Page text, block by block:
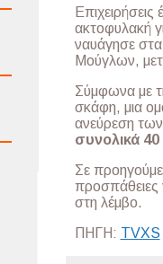
ακτοφυλακή
ναυάγησε
Μούγλων,
Σύμφωνα με
σκάφη, μια
ανεύρεση
συνολικά
Σε
προσπάθειες
στη λέμβο.
ΠΗΓΗ: TVXS